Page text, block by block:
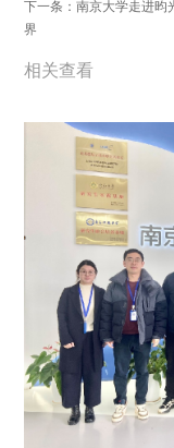
下一条：南京大学走进
界
相关查看